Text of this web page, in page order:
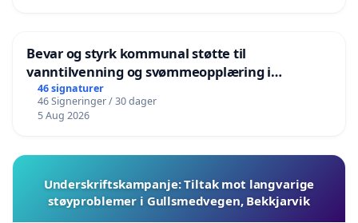
Bevar og styrk kommunal støtte til
vanntilvenning og svømmeopplæring i
barnehagene i Haugesund
46 signaturer
46 Signeringer / 30 dager
5 Aug 2026
Underskriftskampanje: Tiltak mot langvarige
støyproblemer i Gullsmedvegen, Bekkjarvik